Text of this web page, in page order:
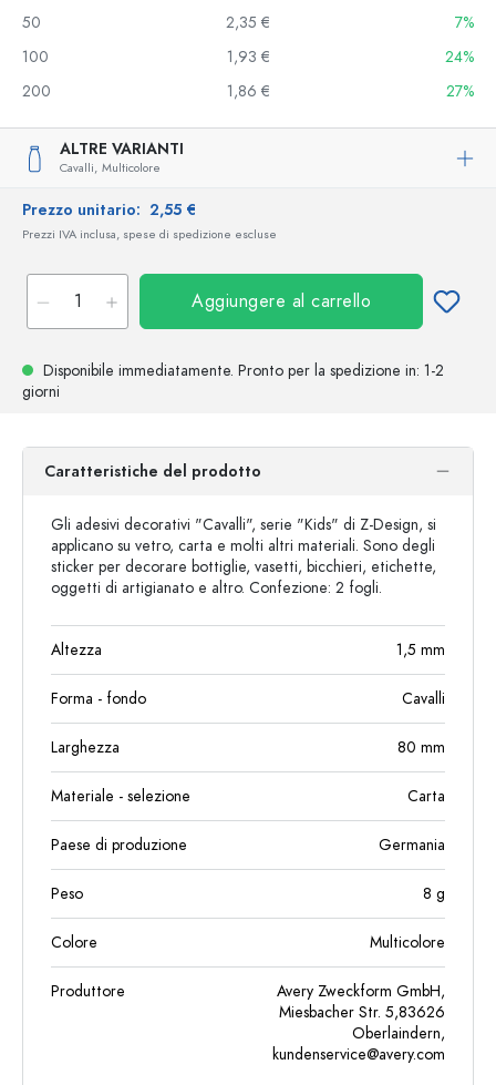
50
2,35 €
7%
100
1,93 €
24%
200
1,86 € 27%
ALTRE VARIANTI
Cavalli, Multicolore
Prezzo unitario: 2,55 €
Prezzi IVA inclusa, spese di spedizione escluse
Aggiungere al carrello
Disponibile immediatamente. Pronto per la spedizione in: 1-2
giorni
Caratteristiche del prodotto
Gli adesivi decorativi "Cavalli", serie "Kids" di Z-Design, si
applicano su vetro, carta e molti altri materiali. Sono degli
sticker per decorare bottiglie, vasetti, bicchieri, etichette,
oggetti di artigianato e altro. Confezione: 2 fogli.
Altezza 1,5 mm
Forma - fondo Cavalli
Larghezza 80 mm
Materiale - selezione Carta
Paese di produzione Germania
Peso 8 g
Colore Multicolore
Produttore
Avery Zweckform GmbH,
Miesbacher Str. 5,83626
Oberlaindern,
kundenservice@avery.com